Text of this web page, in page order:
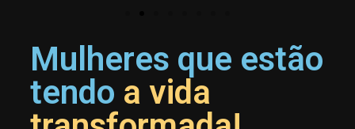
Mulheres que estão
tendo a vida